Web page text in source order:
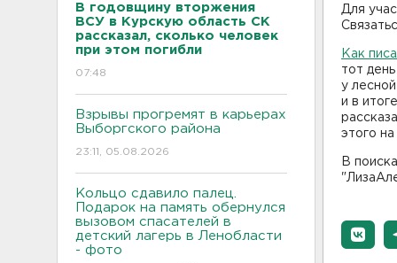
В годовщину вторжения
ВСУ в Курскую область СК
рассказал, сколько человек
при этом погибли
07:48
Взрывы прогремят в карьерах
Выборгского района
23:11, 05.08.2026
Кольцо сдавило палец.
Подарок на память обернулся
вызовом спасателей в
детский лагерь в Ленобласти
- фото
Для
Как
тот
у
и в
этого
В